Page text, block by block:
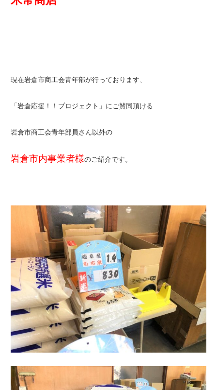
現在岩倉市商工会青年部が行っております、
「岩倉応援！！プロジェクト」にご賛同頂ける
岩倉市商工会青年部員さん以外の
岩倉市内事業者様のご紹介です。